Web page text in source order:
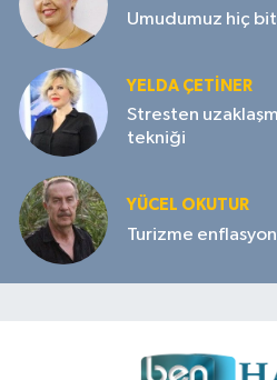
Umudumuz hiç
YELDA ÇETİNER
Stresten
tekniği
YÜCEL OKUTUR
Turizme